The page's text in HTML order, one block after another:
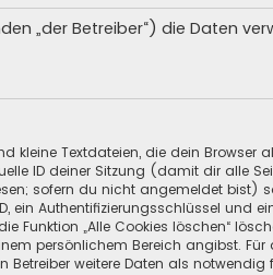
„der Betreiber“) die Daten
kleine Textdateien, die dein
ID deiner Sitzung (damit dir alle
sofern du nicht angemeldet bist)
Authentifizierungsschlüssel und
Funktion „Alle Cookies löschen“
persönlichem Bereich angibst.
weitere Daten als